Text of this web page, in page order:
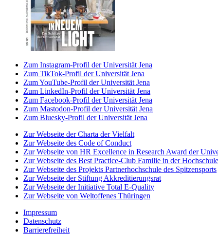
Zum Instagram-Profil der Universität Jena
Zum TikTok-Profil der Universität Jena
Zum YouTube-Profil der Universität Jena
Zum LinkedIn-Profil der Universität Jena
Zum Facebook-Profil der Universität Jena
Zum Mastodon-Profil der Universität Jena
Zum Bluesky-Profil der Universität Jena
Zur Webseite der Charta der Vielfalt
Zur Webseite des Code of Conduct
Zur Webseite von HR Excellence in Research Award der
Zur Webseite des Best Practice-Club Familie in der Hochschule
Zur Webseite des Projekts Partnerhochschule des Spitzensports
Zur Webseite der Stiftung Akkreditierungsrat
Zur Webseite der Initiative Total E-Quality
Zur Webseite von Weltoffenes Thüringen
Impressum
Datenschutz
Barrierefreiheit